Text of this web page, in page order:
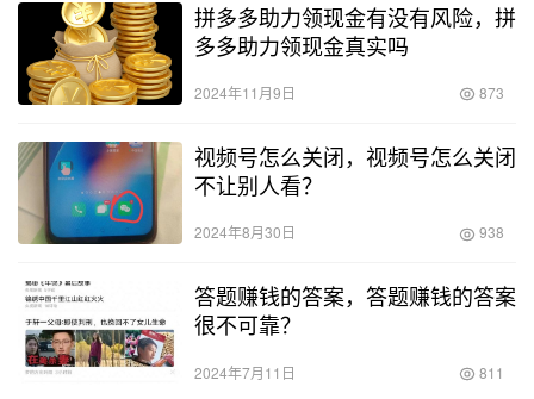
拼多多助力领现金有没有风险，拼
多多助力领现金真实吗
2024年11月9日 873
视频号怎么关闭，视频号怎么关闭
不让别人看？
2024年8月30日 938
答题赚钱的答案，答题赚钱的答案
很不可靠？
2024年7月11日 811